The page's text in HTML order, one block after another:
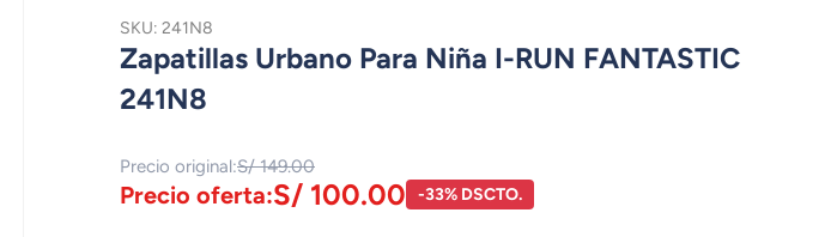
SKU: 241N8
Zapatillas Urbano Para Niña I-RUN FANTASTIC
241N8
Precio original:S/ 149.00
Precio oferta:S/ 100.00 -33% DSCTO.